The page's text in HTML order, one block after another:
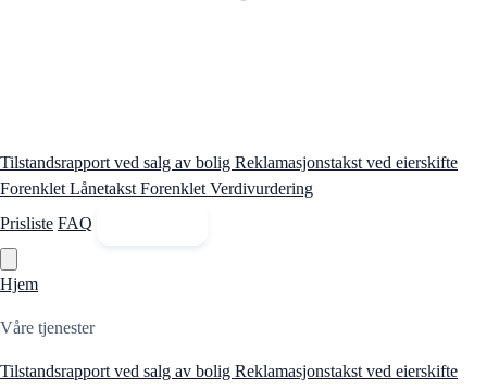
Tilstandsrapport ved salg av bolig Reklamasjonstakst ved eierskifte
Forenklet Lånetakst Forenklet Verdivurdering
Prisliste FAQ
Hjem
Våre tjenester
Tilstandsrapport ved salg av bolig Reklamasjonstakst ved eierskifte